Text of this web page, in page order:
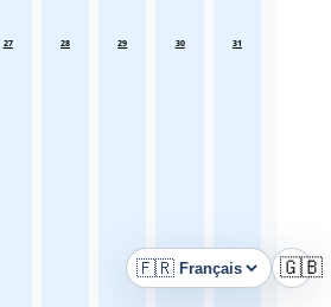
27 28 29 30 31
🇫🇷
Langue 🇬🇧